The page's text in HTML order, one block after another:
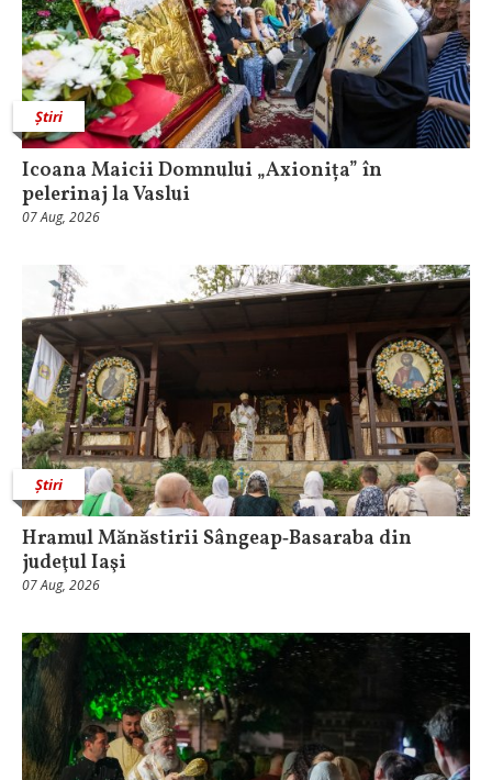
Știri
Icoana Maicii Domnului „Axionița” în
pelerinaj la Vaslui
07 Aug, 2026
Știri
Hramul Mănăstirii Sângeap‑Basaraba din
judeţul Iaşi
07 Aug, 2026